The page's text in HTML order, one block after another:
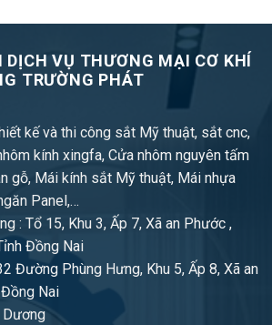
DỊCH VỤ THƯƠNG MẠI CƠ KHÍ
TRƯỜNG PHÁT
kế và thi công sắt Mỹ thuật, sắt cnc,
kính xingfa, Cửa nhôm nguyên tấm
gỗ, Mái kính sắt Mỹ thuật, Mái nhựa
Panel,…
: Tổ 15, Khu 3, Ấp 7, Xã an Phước ,
Đồng Nai
Đường Phùng Hưng, Khu 5, Ấp 8, Xã an
Đồng Nai
Dương